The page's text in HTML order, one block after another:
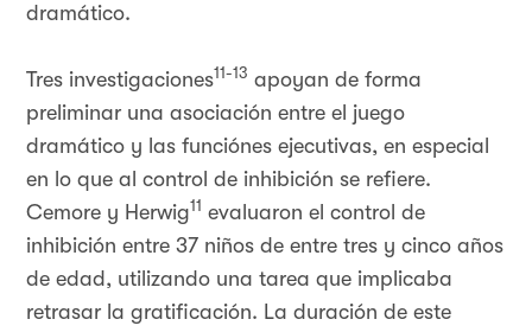
dramático.
Tres investigaciones11-13 apoyan de forma
preliminar una asociación entre el juego
dramático y las funciónes ejecutivas, en especial
en lo que al control de inhibición se refiere.
Cemore y Herwig11 evaluaron el control de
inhibición entre 37 niños de entre tres y cinco años
de edad, utilizando una tarea que implicaba
retrasar la gratificación. La duración de este